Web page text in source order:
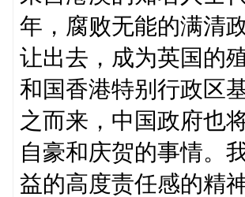
年，腐败无能的满清
让出去，成为英国的
和国香港特别行政区
之而来，中国政府也
自豪和庆贺的事情。
益的高度责任感的精